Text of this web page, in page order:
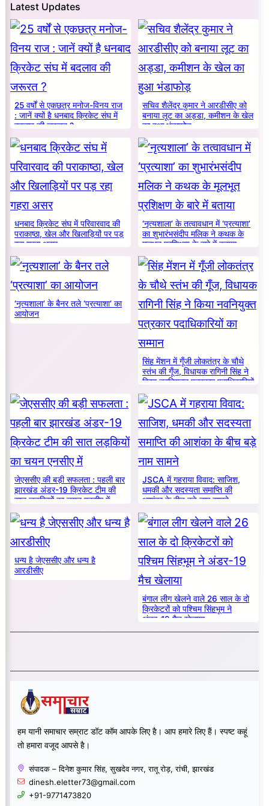
Latest Updates
25 वर्षों से एकछत्र मनोज-विनय राज
: जानें क्यों है धनबाद क्रिकेट संघ में
बदलाव की जरूरत ?
सचिव शैलेंद्र कुमार ने आरडीसीए को
बनाया लूट का अड्डा, कमीशन के खेल
का हुआ भंडाफोड़
धनबाद क्रिकेट संघ में परिवारवाद की
पराकाष्ठा, खेल और खिलाड़ियों पर पड़
रहा गहरा असर
‘नृत्यशाला’ के तत्वावधान में ‘प्रत्याशा’
का शुभारंभसंदीप मलिक ने कथक के
मूलभूत प्रशिक्षण के बारे में बताया
‘नृत्यशाला’ के बैनर तले ‘प्रत्याशा’ का
आयोजन
सिंह मेंशन में गूँजी लोकतंत्र के चौथे
स्तंभ की गूँज, विधायक रागिनी सिंह ने
किया नवनियुक्त पत्रकार पदाधिकारियों
का सम्मान
जेएससीए की बड़ी सफलता : पहली बार
झारखंड अंडर-19 क्रिकेट टीम की
सात लड़कियों का चयन एनसीए में
JSCA में गहराया विवाद: साजिश,
धमकी और सदस्यता समाप्ति की
आशंका के बीच बड़े नाम सामने
धन्य है जेएससीए और धन्य है
आरडीसीए
बंगाल लीग खेलने वाले 26 साल के दो
क्रिकेटरों को पश्चिम सिंहभूम ने
अंडर-19 मैच खेलाया
हम यानी समाचार सम्राट डॉट कॉम आपके लिए है। आप हमारे लिए हैं। स्पष्ट कहूं
तो हमारा वजूद आपसे है।
संपादक – दिनेश कुमार सिंह, सुखदेव नगर, रातू रोड़, रांची, झारखंड
dinesh.eletter73@gmail.com
+91-9771473820